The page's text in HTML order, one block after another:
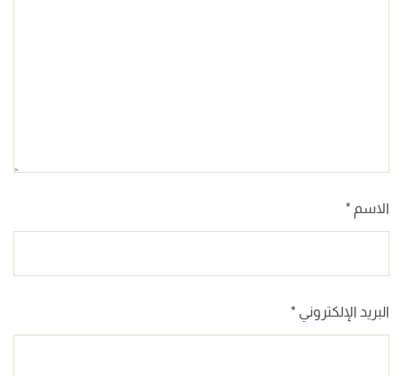
الاسم *
البريد الإلكتروني *